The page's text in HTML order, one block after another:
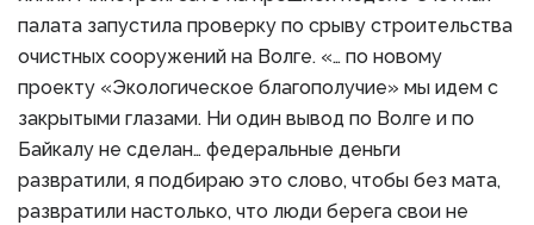
палата запустила проверку по срыву строительства
очистных сооружений на Волге. «… по новому
проекту «Экологическое благополучие» мы идем с
закрытыми глазами. Ни один вывод по Волге и по
Байкалу не сделан… федеральные деньги
развратили, я подбираю это слово, чтобы без мата,
развратили настолько, что люди берега свои не